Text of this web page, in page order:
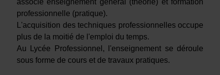
professionnelle (pratique).
L'acquisition des techniques professionnelles occupe
plus de la moitié de l'emploi du temps.
Au Lycée Professionnel, l'enseignement se déroule
sous forme de cours et de travaux pratiques.